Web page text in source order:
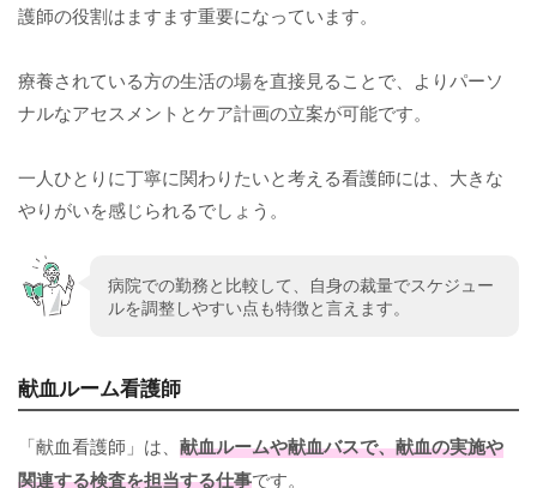
護師の役割はますます重要になっています。
療養されている方の生活の場を直接見ることで、よりパーソ
ナルなアセスメントとケア計画の立案が可能です。
一人ひとりに丁寧に関わりたいと考える看護師には、大きな
やりがいを感じられるでしょう。
病院での勤務と比較して、自身の裁量でスケジュー
ルを調整しやすい点も特徴と言えます。
献血ルーム看護師
「献血看護師」は、 献血ルームや献血バスで、献血の実施や
関連する検査を担当する仕事です。